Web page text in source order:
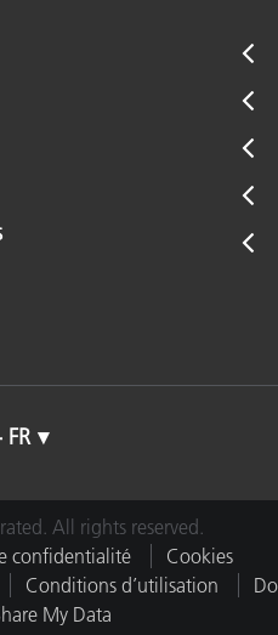
FR
All rights reserved.
confidentialité
Cookies
Conditions d’utilisation
Do
My Data